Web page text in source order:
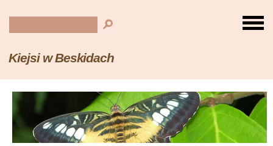
Kiejsi w Beskidach